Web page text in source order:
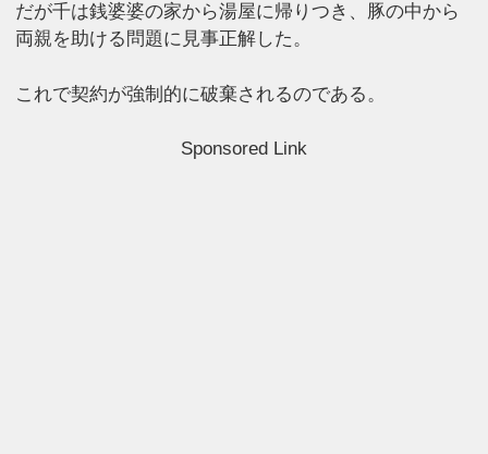
だが千は銭婆婆の家から湯屋に帰りつき、豚の中から
両親を助ける問題に見事正解した。
これで契約が強制的に破棄されるのである。
Sponsored Link